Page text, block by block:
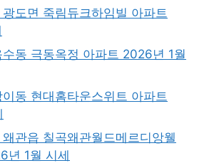
도면 죽림듀크하임빌 아파트
동 극동옥정 아파트 2026년 1월
동 현대홈타운스위트 아파트
관읍 칠곡왜관월드메르디앙웰
년 1월 시세